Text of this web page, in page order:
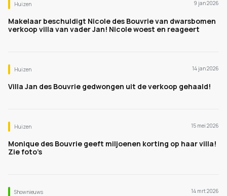
Huizen 9 jan 2026
Makelaar beschuldigt Nicole des Bouvrie van dwarsbomen
verkoop villa van vader Jan! Nicole woest en reageert
Huizen 14 jan 2026
Villa Jan des Bouvrie gedwongen uit de verkoop gehaald!
Huizen 15 mei 2026
Monique des Bouvrie geeft miljoenen korting op haar villa!
Zie foto’s
Shownieuws 14 mrt 2026